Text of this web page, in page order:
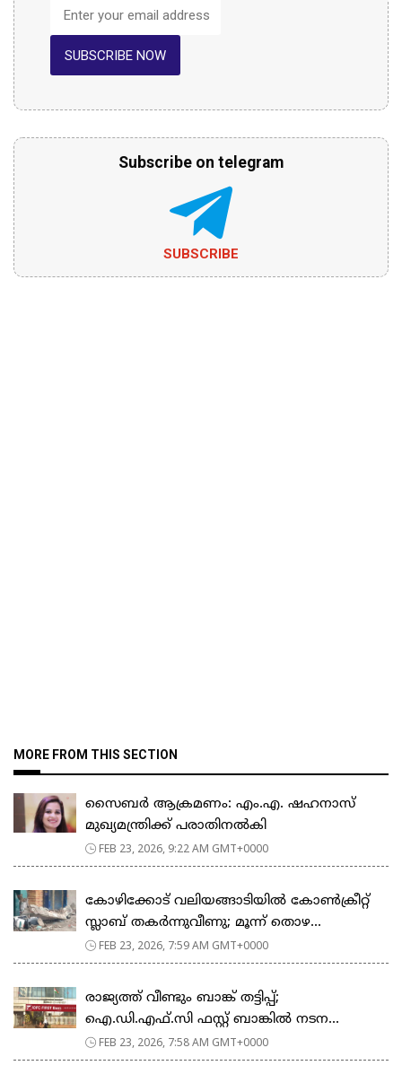
SUBSCRIBE NOW
Subscribe on telegram
SUBSCRIBE
MORE FROM THIS SECTION
സൈബർ ആക്രമണം: എം.എ. ഷഹനാസ്
മുഖ്യമന്ത്രിക്ക് പരാതിനൽകി
FEB 23, 2026, 9:22 AM GMT+0000
കോഴിക്കോട് വലിയങ്ങാടിയിൽ കോൺക്രീറ്റ്
സ്ലാബ് തകർന്നുവീണു; മൂന്ന് തൊഴ...
FEB 23, 2026, 7:59 AM GMT+0000
രാജ്യത്ത് വീണ്ടും ബാങ്ക് തട്ടിപ്പ്;
ഐ.ഡി.എഫ്.സി ഫസ്റ്റ് ബാങ്കിൽ നടന...
FEB 23, 2026, 7:58 AM GMT+0000